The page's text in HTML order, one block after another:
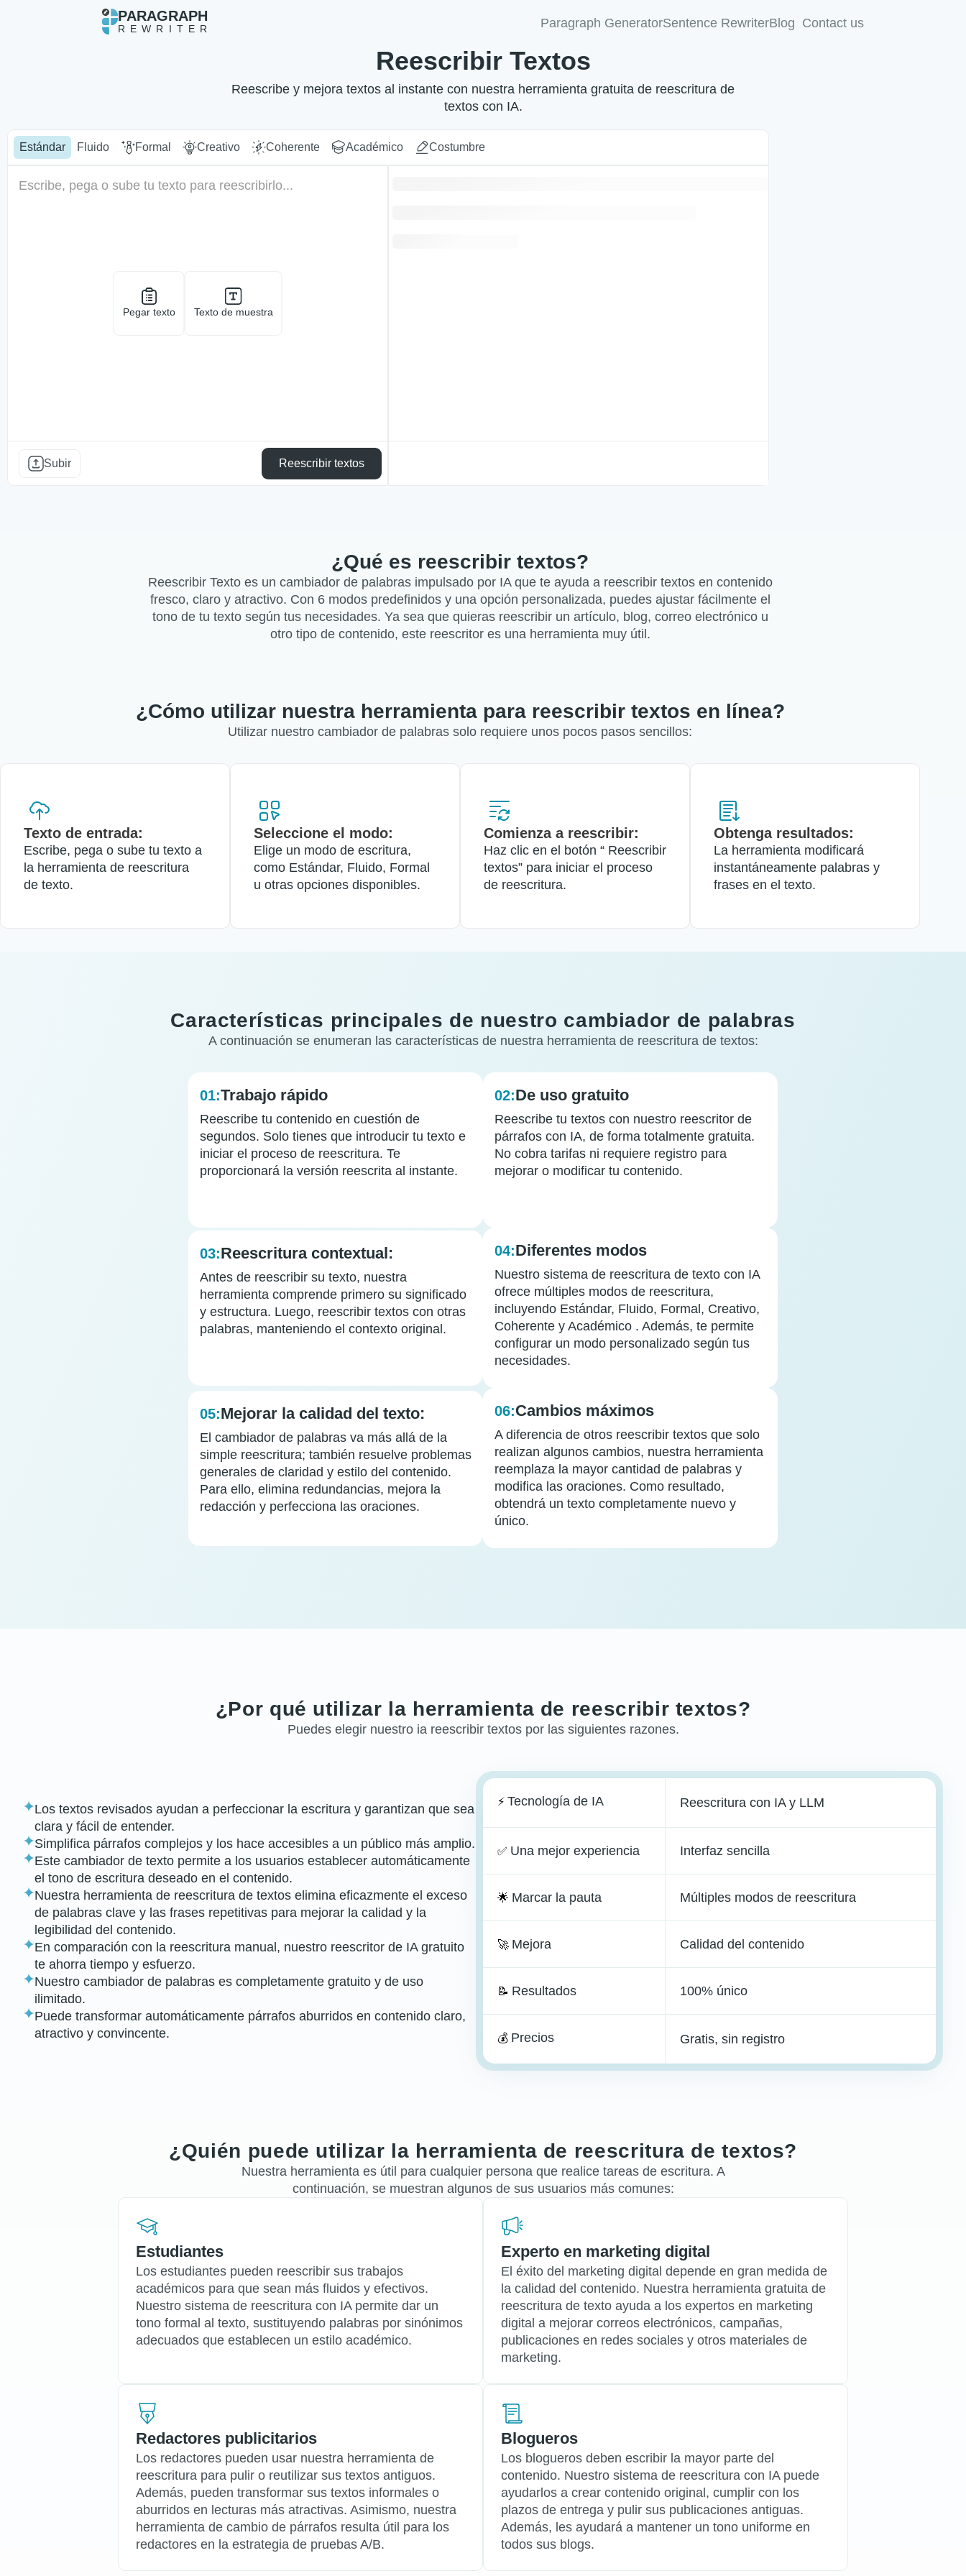
PARAGRAPH
REWRITER Paragraph GeneratorSentence RewriterBlog Contact us
Reescribir Textos
Reescribe y mejora textos al instante con nuestra herramienta gratuita de reescritura de
textos con IA.
Estándar Fluido Formal Creativo Coherente Académico Costumbre
Pegar texto Texto de muestra
Subir Reescribir textos
¿Qué es reescribir textos?
Reescribir Texto es un cambiador de palabras impulsado por IA que te ayuda a reescribir textos en contenido
fresco, claro y atractivo. Con 6 modos predefinidos y una opción personalizada, puedes ajustar fácilmente el
tono de tu texto según tus necesidades. Ya sea que quieras reescribir un artículo, blog, correo electrónico u
otro tipo de contenido, este reescritor es una herramienta muy útil.
¿Cómo utilizar nuestra herramienta para reescribir textos en línea?
Utilizar nuestro cambiador de palabras solo requiere unos pocos pasos sencillos:
Texto de entrada:
Escribe, pega o sube tu texto a
la herramienta de reescritura
de texto.
Seleccione el modo:
Elige un modo de escritura,
como Estándar, Fluido, Formal
u otras opciones disponibles.
Comienza a reescribir:
Haz clic en el botón “ Reescribir
textos” para iniciar el proceso
de reescritura.
Obtenga resultados:
La herramienta modificará
instantáneamente palabras y
frases en el texto.
Características principales de nuestro cambiador de palabras
A continuación se enumeran las características de nuestra herramienta de reescritura de textos:
01:Trabajo rápido
Reescribe tu contenido en cuestión de
segundos. Solo tienes que introducir tu texto e
iniciar el proceso de reescritura. Te
proporcionará la versión reescrita al instante.
02:De uso gratuito
Reescribe tu textos con nuestro reescritor de
párrafos con IA, de forma totalmente gratuita.
No cobra tarifas ni requiere registro para
mejorar o modificar tu contenido.
03:Reescritura contextual:
Antes de reescribir su texto, nuestra
herramienta comprende primero su significado
y estructura. Luego, reescribir textos con otras
palabras, manteniendo el contexto original.
04:Diferentes modos
Nuestro sistema de reescritura de texto con IA
ofrece múltiples modos de reescritura,
incluyendo Estándar, Fluido, Formal, Creativo,
Coherente y Académico . Además, te permite
configurar un modo personalizado según tus
necesidades.
05:Mejorar la calidad del texto:
El cambiador de palabras va más allá de la
simple reescritura; también resuelve problemas
generales de claridad y estilo del contenido.
Para ello, elimina redundancias, mejora la
redacción y perfecciona las oraciones.
06:Cambios máximos
A diferencia de otros reescribir textos que solo
realizan algunos cambios, nuestra herramienta
reemplaza la mayor cantidad de palabras y
modifica las oraciones. Como resultado,
obtendrá un texto completamente nuevo y
único.
¿Por qué utilizar la herramienta de reescribir textos?
Puedes elegir nuestro ia reescribir textos por las siguientes razones.
Los textos revisados ayudan a perfeccionar la escritura y garantizan que sea
clara y fácil de entender.
Simplifica párrafos complejos y los hace accesibles a un público más amplio.
Este cambiador de texto permite a los usuarios establecer automáticamente
el tono de escritura deseado en el contenido.
Nuestra herramienta de reescritura de textos elimina eficazmente el exceso
de palabras clave y las frases repetitivas para mejorar la calidad y la
legibilidad del contenido.
En comparación con la reescritura manual, nuestro reescritor de IA gratuito
te ahorra tiempo y esfuerzo.
Nuestro cambiador de palabras es completamente gratuito y de uso
ilimitado.
Puede transformar automáticamente párrafos aburridos en contenido claro,
atractivo y convincente.
⚡️ Tecnología de IA Reescritura con IA y LLM
✅ Una mejor experiencia Interfaz sencilla
🌟 Marcar la pauta Múltiples modos de reescritura
🚀 Mejora Calidad del contenido
📝 Resultados 100% único
💰 Precios Gratis, sin registro
¿Quién puede utilizar la herramienta de reescritura de textos?
Nuestra herramienta es útil para cualquier persona que realice tareas de escritura. A
continuación, se muestran algunos de sus usuarios más comunes:
Estudiantes
Los estudiantes pueden reescribir sus trabajos
académicos para que sean más fluidos y efectivos.
Nuestro sistema de reescritura con IA permite dar un
tono formal al texto, sustituyendo palabras por sinónimos
adecuados que establecen un estilo académico.
Experto en marketing digital
El éxito del marketing digital depende en gran medida de
la calidad del contenido. Nuestra herramienta gratuita de
reescritura de texto ayuda a los expertos en marketing
digital a mejorar correos electrónicos, campañas,
publicaciones en redes sociales y otros materiales de
marketing.
Redactores publicitarios
Los redactores pueden usar nuestra herramienta de
reescritura para pulir o reutilizar sus textos antiguos.
Además, pueden transformar sus textos informales o
aburridos en lecturas más atractivas. Asimismo, nuestra
herramienta de cambio de párrafos resulta útil para los
redactores en la estrategia de pruebas A/B.
Blogueros
Los blogueros deben escribir la mayor parte del
contenido. Nuestro sistema de reescritura con IA puede
ayudarlos a crear contenido original, cumplir con los
plazos de entrega y pulir sus publicaciones antiguas.
Además, les ayudará a mantener un tono uniforme en
todos sus blogs.